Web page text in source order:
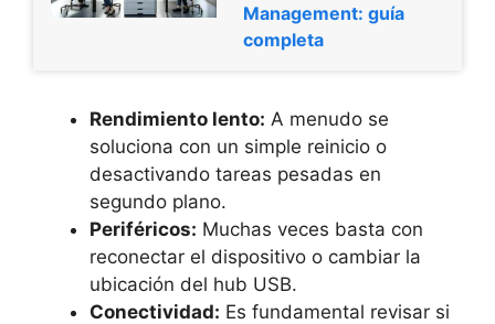
Management: guía
completa
Rendimiento lento: A menudo se
soluciona con un simple reinicio o
desactivando tareas pesadas en
segundo plano.
Periféricos: Muchas veces basta con
reconectar el dispositivo o cambiar la
ubicación del hub USB.
Conectividad: Es fundamental revisar si